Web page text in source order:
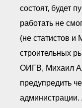
состоят, будет
работать не
(не статистов
строительных
ОИГВ, Михаил
предупредить
администрации.